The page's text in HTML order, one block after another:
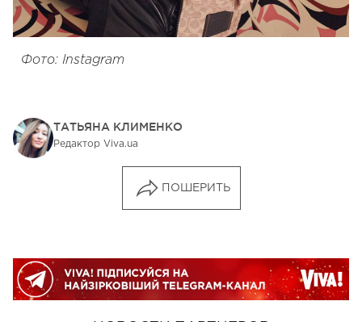
Фото: Instagram
ТАТЬЯНА КЛИМЕНКО
Редактор Viva.ua
ПОШЕРИТЬ